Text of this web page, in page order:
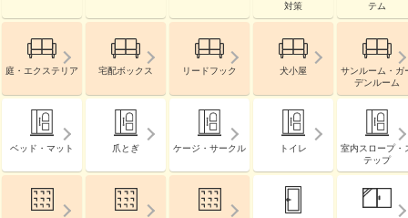
対策
テム
庭・エクステリア 宅配ボックス リードフック 犬小屋
サンルーム・ガ
デンルーム
ベッド・マット 爪とぎ ケージ・サークル トイレ
室内スロープ・
テップ